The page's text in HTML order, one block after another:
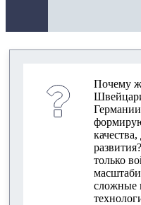
Онлайн-
Почему
только
сложные